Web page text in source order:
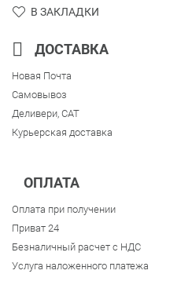
В ЗАКЛАДКИ
ДОСТАВКА
Новая Почта
Самовывоз
Деливери, CAT
Курьерская доставка
ОПЛАТА
Оплата при получении
Приват 24
Безналичный расчет с НДС
Услуга наложенного платежа